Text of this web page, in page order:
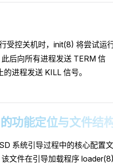
受控关机时，init(8) 将尝试运
此后向所有进程发送 TERM 信
进程发送 KILL 信号。
功能定位与文件结
系统引导过程中的核心配置文
文件在引导加载程序